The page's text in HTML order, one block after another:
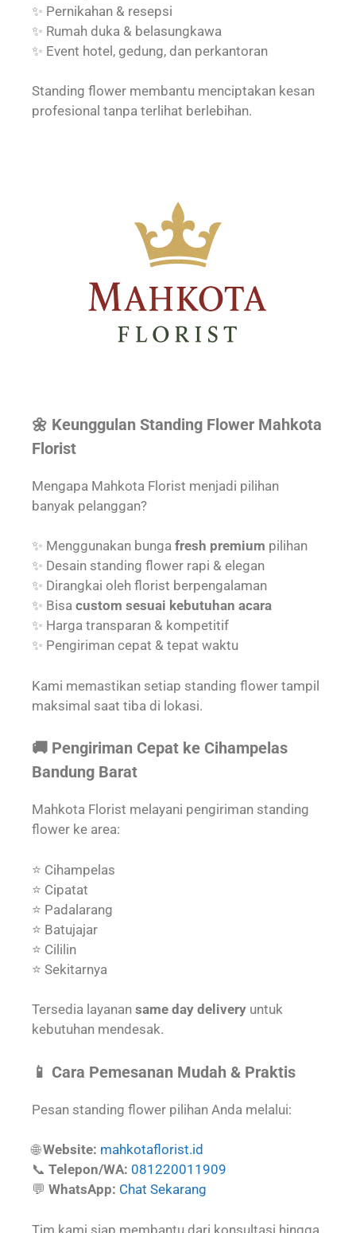
✨ Pernikahan & resepsi
✨ Rumah duka & belasungkawa
✨ Event hotel, gedung, dan perkantoran
Standing flower membantu menciptakan kesan
profesional tanpa terlihat berlebihan.
🌼 Keunggulan Standing Flower Mahkota
Florist
Mengapa Mahkota Florist menjadi pilihan
banyak pelanggan?
✨ Menggunakan bunga fresh premium pilihan
✨ Desain standing flower rapi & elegan
✨ Dirangkai oleh florist berpengalaman
✨ Bisa custom sesuai kebutuhan acara
✨ Harga transparan & kompetitif
✨ Pengiriman cepat & tepat waktu
Kami memastikan setiap standing flower tampil
maksimal saat tiba di lokasi.
🚚 Pengiriman Cepat ke Cihampelas
Bandung Barat
Mahkota Florist melayani pengiriman standing
flower ke area:
⭐ Cihampelas
⭐ Cipatat
⭐ Padalarang
⭐ Batujajar
⭐ Cililin
⭐ Sekitarnya
Tersedia layanan same day delivery untuk
kebutuhan mendesak.
📱 Cara Pemesanan Mudah & Praktis
Pesan standing flower pilihan Anda melalui:
🌐Website: mahkotaflorist.id
📞 Telepon/WA: 081220011909
💬 WhatsApp: Chat Sekarang
Tim kami siap membantu dari konsultasi hingga